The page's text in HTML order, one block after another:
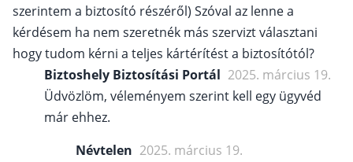
szerintem a biztosító részéről) Szóval az lenne a
kérdésem ha nem szeretnék más szervizt választani
hogy tudom kérni a teljes kártérítést a biztosítótól?
Biztoshely Biztosítási Portál 2025. március 19.
Üdvözlöm, véleményem szerint kell egy ügyvéd
már ehhez.
Névtelen 2025. március 19.